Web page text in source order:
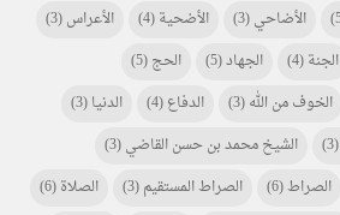
الأضاحي(3) الأضحية(4) الأعراس(3)
الجنة(4) الجهاد(5) الحج(5)
الخوف من الله(3) الدفاع(4) الدنيا(3)
(3) الشيخ محمد بن حسن القاضي(3)
الصراط(6) الصراط المستقيم(3) الصلاة(6)